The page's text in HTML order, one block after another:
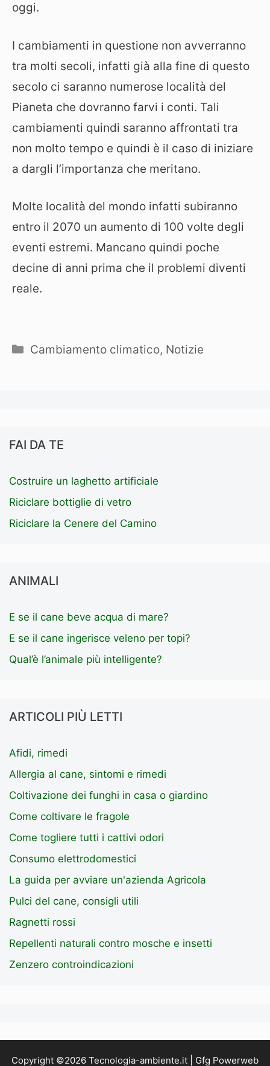
oggi.
I cambiamenti in questione non avverranno
tra molti secoli, infatti già alla fine di questo
secolo ci saranno numerose località del
Pianeta che dovranno farvi i conti. Tali
cambiamenti quindi saranno affrontati tra
non molto tempo e quindi è il caso di iniziare
a dargli l’importanza che meritano.
Molte località del mondo infatti subiranno
entro il 2070 un aumento di 100 volte degli
eventi estremi. Mancano quindi poche
decine di anni prima che il problemi diventi
reale.
Categorie
Cambiamento climatico, Notizie
FAI DA TE
Costruire un laghetto artificiale
Riciclare bottiglie di vetro
Riciclare la Cenere del Camino
ANIMALI
E se il cane beve acqua di mare?
E se il cane ingerisce veleno per topi?
Qual’è l’animale più intelligente?
ARTICOLI PIÙ LETTI
Afidi, rimedi
Allergia al cane, sintomi e rimedi
Coltivazione dei funghi in casa o giardino
Come coltivare le fragole
Come togliere tutti i cattivi odori
Consumo elettrodomestici
La guida per avviare un'azienda Agricola
Pulci del cane, consigli utili
Ragnetti rossi
Repellenti naturali contro mosche e insetti
Zenzero controindicazioni
Copyright ©2026 Tecnologia-ambiente.it | Gfg Powerweb